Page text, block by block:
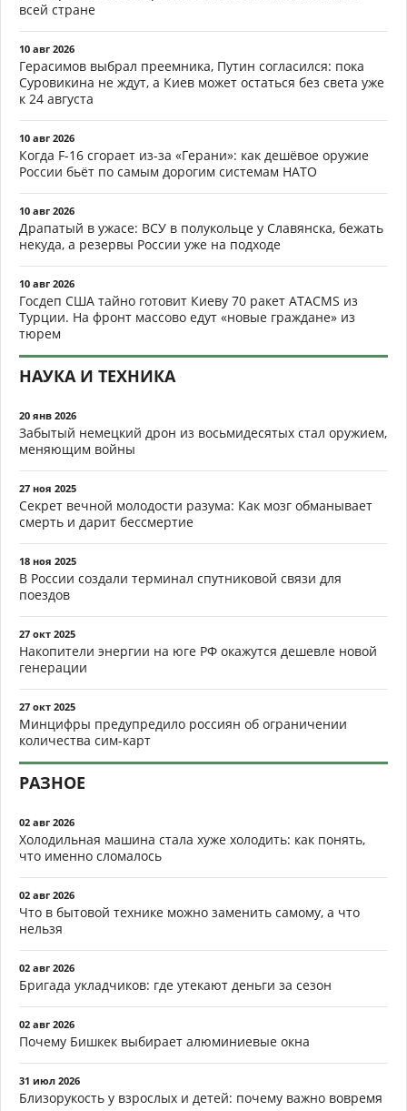
всей стране
10 авг 2026
Герасимов выбрал преемника, Путин согласился: пока
Суровикина не ждут, а Киев может остаться без света уже
к 24 августа
10 авг 2026
Когда F-16 сгорает из-за «Герани»: как дешёвое оружие
России бьёт по самым дорогим системам НАТО
10 авг 2026
Драпатый в ужасе: ВСУ в полукольце у Славянска, бежать
некуда, а резервы России уже на подходе
10 авг 2026
Госдеп США тайно готовит Киеву 70 ракет ATACMS из
Турции. На фронт массово едут «новые граждане» из
тюрем
НАУКА И ТЕХНИКА
20 янв 2026
Забытый немецкий дрон из восьмидесятых стал оружием,
меняющим войны
27 ноя 2025
Секрет вечной молодости разума: Как мозг обманывает
смерть и дарит бессмертие
18 ноя 2025
В России создали терминал спутниковой связи для
поездов
27 окт 2025
Накопители энергии на юге РФ окажутся дешевле новой
генерации
27 окт 2025
Минцифры предупредило россиян об ограничении
количества сим-карт
РАЗНОЕ
02 авг 2026
Холодильная машина стала хуже холодить: как понять,
что именно сломалось
02 авг 2026
Что в бытовой технике можно заменить самому, а что
нельзя
02 авг 2026
Бригада укладчиков: где утекают деньги за сезон
02 авг 2026
Почему Бишкек выбирает алюминиевые окна
31 июл 2026
Близорукость у взрослых и детей: почему важно вовремя